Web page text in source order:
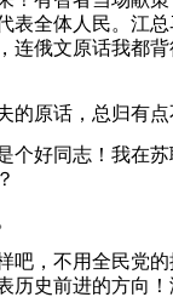
表全体人民。江
连俄文原话我都
的原话，总归有点
个好同志！我在
吧，不用全民党
历史前进的方向